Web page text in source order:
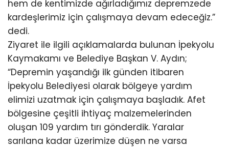
hem de kentimizde ağırladığımız depremzede
kardeşlerimiz için çalışmaya devam edeceğiz.”
dedi.
Ziyaret ile ilgili açıklamalarda bulunan İpekyolu
Kaymakamı ve Belediye Başkan V. Aydın;
“Depremin yaşandığı ilk günden itibaren
İpekyolu Belediyesi olarak bölgeye yardım
elimizi uzatmak için çalışmaya başladık. Afet
bölgesine çeşitli ihtiyaç malzemelerinden
oluşan 109 yardım tırı gönderdik. Yaralar
sarılana kadar üzerimize düşen ne varsa